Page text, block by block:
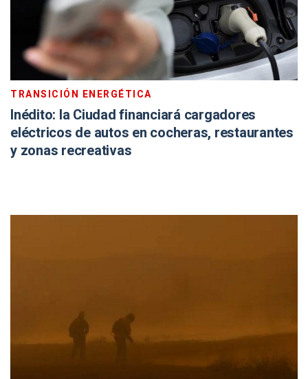
TRANSICIÓN ENERGÉTICA
Inédito: la Ciudad financiará cargadores
eléctricos de autos en cocheras, restaurantes
y zonas recreativas